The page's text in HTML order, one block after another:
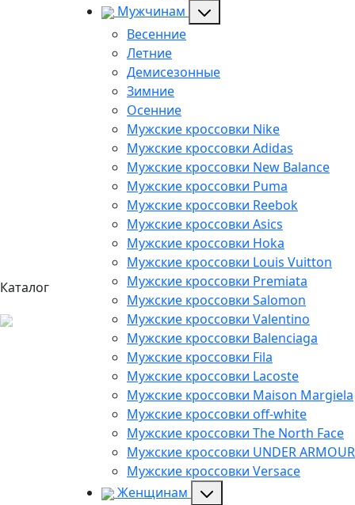
Каталог
Мужчинам
Весенние
Летние
Демисезонные
Зимние
Осенние
Мужские кроссовки Nike
Мужские кроссовки Adidas
Мужские кроссовки New Balance
Мужские кроссовки Puma
Мужские кроссовки Reebok
Мужские кроссовки Asics
Мужские кроссовки Hoka
Мужские кроссовки Louis Vuitton
Мужские кроссовки Premiata
Мужские кроссовки Salomon
Мужские кроссовки Valentino
Мужские кроссовки Balenciaga
Мужские кроссовки Fila
Мужские кроссовки Lacoste
Мужские кроссовки Maison Margiela
Мужские кроссовки off-white
Мужские кроссовки The North Face
Мужские кроссовки UNDER ARMOUR
Мужские кроссовки Versace
Женщинам